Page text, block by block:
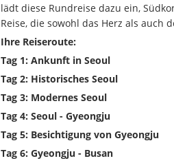
lädt diese Rundreise dazu ein,
Reise, die sowohl das Herz als auch
Ihre Reiseroute:
Tag 1: Ankunft in Seoul
Tag 2: Historisches Seoul
Tag 3: Modernes Seoul
Tag 4: Seoul - Gyeongju
Tag 5: Besichtigung von Gyeongju
Tag 6: Gyeongju - Busan